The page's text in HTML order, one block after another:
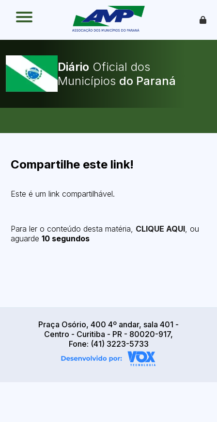
Diário Oficial dos
Municípios
Como funciona
Benefícios
Legislação
O Que Pode Ser Publicado
Faça sua Adesão
Compartilhe este link!
Este é um link compartilhável.
Para ler o conteúdo desta matéria, CLIQUE AQUI , ou
aguarde10 segundos
Praça Osório, 400 4º andar, sala 401 -
Centro - Curitiba - PR - 80020-917,
Fone: (41) 3223-5733